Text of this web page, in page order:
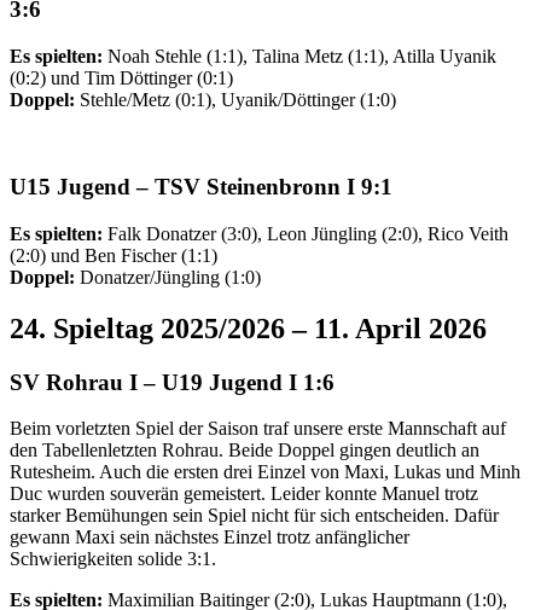
3:6
Es spielten: Noah Stehle (1:1), Talina Metz (1:1), Atilla Uyanik
(0:2) und Tim Döttinger (0:1)
Doppel: Stehle/Metz (0:1), Uyanik/Döttinger (1:0)
U15 Jugend– TSV Steinenbronn I 9:1
Es spielten: Falk Donatzer (3:0), Leon Jüngling (2:0), Rico Veith
(2:0) und Ben Fischer (1:1)
Doppel: Donatzer/Jüngling (1:0)
24. Spieltag 2025/2026 – 11. April 2026
SV Rohrau I – U19 Jugend I 1:6
Beim vorletzten Spiel der Saison traf unsere erste Mannschaft auf
den Tabellenletzten Rohrau. Beide Doppel gingen deutlich an
Rutesheim. Auch die ersten drei Einzel von Maxi, Lukas und Minh
Duc wurden souverän gemeistert. Leider konnte Manuel trotz
starker Bemühungen sein Spiel nicht für sich entscheiden. Dafür
gewann Maxi sein nächstes Einzel trotz anfänglicher
Schwierigkeiten solide 3:1.
Es spielten: Maximilian Baitinger (2:0), Lukas Hauptmann (1:0),